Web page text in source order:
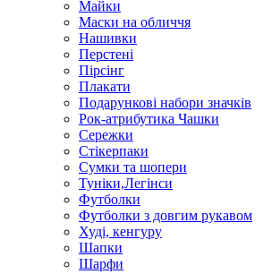
Майки
Маски на обличчя
Нашивки
Перстені
Пірсінг
Плакати
Подарункові набори значків
Рок-атрибутика Чашки
Сережки
Стікерпаки
Сумки та шопери
Туніки,Легінси
Футболки
Футболки з довгим рукавом
Худі, кенгуру
Шапки
Шарфи